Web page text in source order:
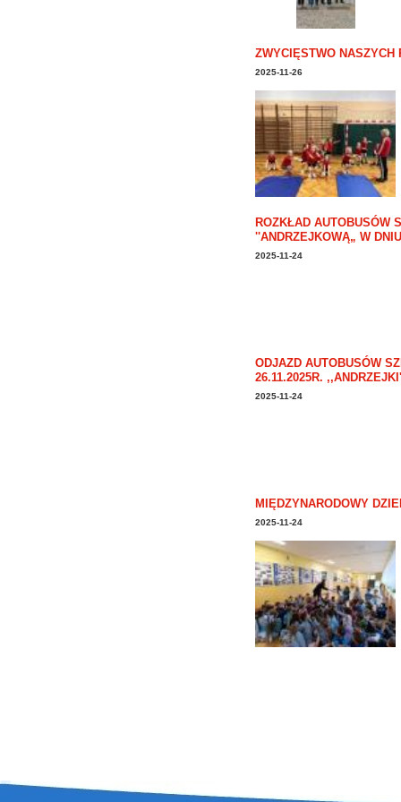
ZWYCIĘSTWO NASZYCH
2025-11-26
ROZKŁAD AUTOBUSÓW
''ANDRZEJKOWĄ„ W
2025-11-24
ODJAZD AUTOBUSÓW
26.11.2025R.
2025-11-24
MIĘDZYNARODOWY
2025-11-24